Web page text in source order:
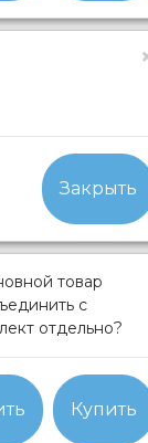
Закрыть
товар
с
отдельно?
Купить